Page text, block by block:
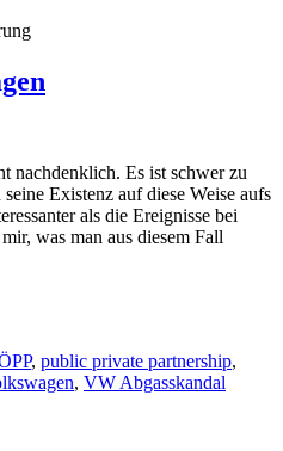
nachdenklich. Es ist schwer zu
Existenz auf diese Weise aufs
als die Ereignisse bei
was man aus diesem Fall
, public private partnership,
, VW Abgasskandal